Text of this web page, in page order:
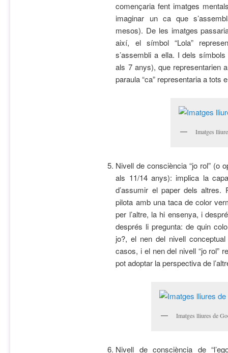
començaria fent imatges
imaginar un ca que
mesos). De les imatges
així, el símbol “Lola”
s’assembli a ella. I dels
als 7 anys), que representarien
paraula “ca” representaria a tots
Imatges
Nivell de consciència “jo rol” (o
als 11/14 anys): implica la
d’assumir el paper dels
pilota amb una taca de color
per l’altre, la hi ensenya, i
després li pregunta: de quin
jo?, el nen del nivell
casos, i el nen del nivell “jo rol”
pot adoptar la perspectiva de
Imatges lliures de
Nivell de consciència de